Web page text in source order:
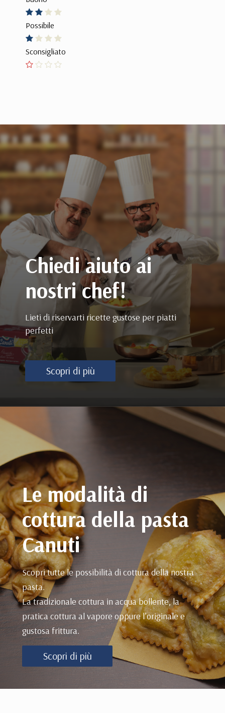
Possibile
Sconsigliato
Chiedi aiuto ai
nostri chef!
Lieti di riservarti ricette gustose per piatti
perfetti
Scopri di più
Le modalità di
cottura della pasta
Canuti
Scopri tutte le possibilità di cottura della nostra
pasta.
La tradizionale cottura in acqua bollente, la
pratica cottura al vapore oppure l’originale e
gustosa frittura.
Scopri di più